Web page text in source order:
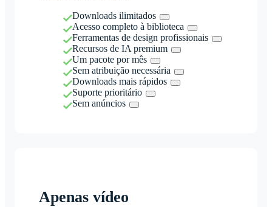
Downloads ilimitados
Acesso completo à biblioteca
Ferramentas de design profissionais
Recursos de IA premium
Um pacote por mês
Sem atribuição necessária
Downloads mais rápidos
Suporte prioritário
Sem anúncios
Apenas vídeo